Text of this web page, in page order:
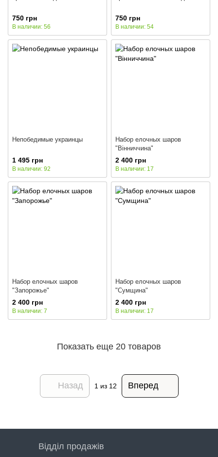
750 грн
В наличии: 56
750 грн
В наличии: 54
Непобедимые украинцы
1 495 грн
В наличии: 92
Набор елочных шаров
"Вінниччина"
2 400 грн
В наличии: 17
Набор елочных шаров
"Запорожье"
2 400 грн
В наличии: 7
Набор елочных шаров
"Сумщина"
2 400 грн
В наличии: 17
Показать еще 20 товаров
Назад 1 из 12 Вперед
Відділ продажів